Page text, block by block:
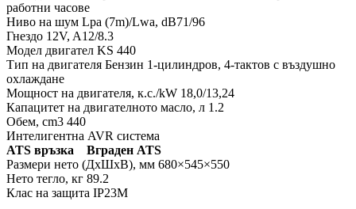
работни часове
Ниво на шум Lpa (7m)/Lwa, dB71/96
Гнездо 12V, A12/8.3
Модел двигател KS 440
Тип на двигателя Бензин 1-цилиндров, 4-тактов с въздушно
охлаждане
Мощност на двигателя, к.с./kW 18,0/13,24
Капацитет на двигателното масло, л 1.2
Обем, cm3 440
Интелигентна AVR система
ATS връзка Вграден ATS
Размери нето (ДxШxВ), мм 680×545×550
Нето тегло, кг 89.2
Клас на защита IP23M